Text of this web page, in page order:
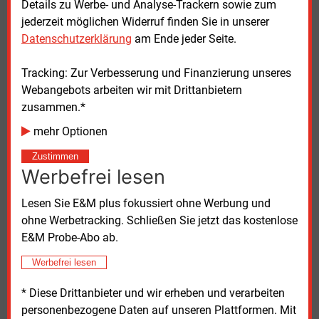
Details zu Werbe- und Analyse-Trackern sowie zum
jederzeit möglichen Widerruf finden Sie in unserer
Datenschutzerklärung am Ende jeder Seite.
Tracking: Zur Verbesserung und Finanzierung unseres
Webangebots arbeiten wir mit Drittanbietern
zusammen.*
mehr Optionen
Zustimmen
Werbefrei lesen
Lesen Sie E&M plus fokussiert ohne Werbung und
ohne Werbetracking. Schließen Sie jetzt das kostenlose
E&M Probe-Abo ab.
Werbefrei lesen
* Diese Drittanbieter und wir erheben und verarbeiten
personenbezogene Daten auf unseren Plattformen. Mit
Kundenschutz vor stark volatilen Entgelten
Tenorziffer 2.3 (Plan-Ist-Abgleich) sieht einen
Glättungsmechanismus vor, falls die erzielten Erlöse
die tatsächlich entstandenen anerkennungsfähigen
unterschreiten. In Abschnitt 6.4 der rechtlichen
Würdigung (Plan-Ist-Abgleich) wird beschrieben, dass
diese Regelung auf den Kundenschutz abzielt, um
besonders extreme Schwankungen der Netzentgelte
zu dämpfen.
Da die Höhe der Netzentgelte jedoch von weiteren
Faktoren beeinflusst wird (insbesondere Kosten- und
Mengenprognose für das nächste Jahr, was von der
Regelung nicht erfasst ist, eventuelle Zuschüsse),
wird um Rückmeldung insbesondere von